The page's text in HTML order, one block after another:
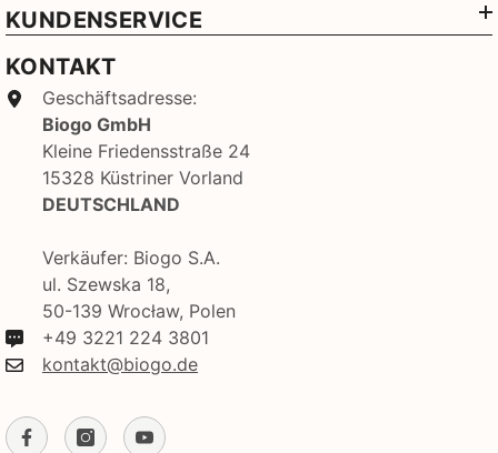
KUNDENSERVICE
KONTAKT
Geschäftsadresse:
Biogo GmbH
Kleine Friedensstraße 24
15328 Küstriner Vorland
DEUTSCHLAND
Verkäufer: Biogo S.A.
ul. Szewska 18,
50-139 Wrocław, Polen
+49 3221 224 3801
kontakt@biogo.de